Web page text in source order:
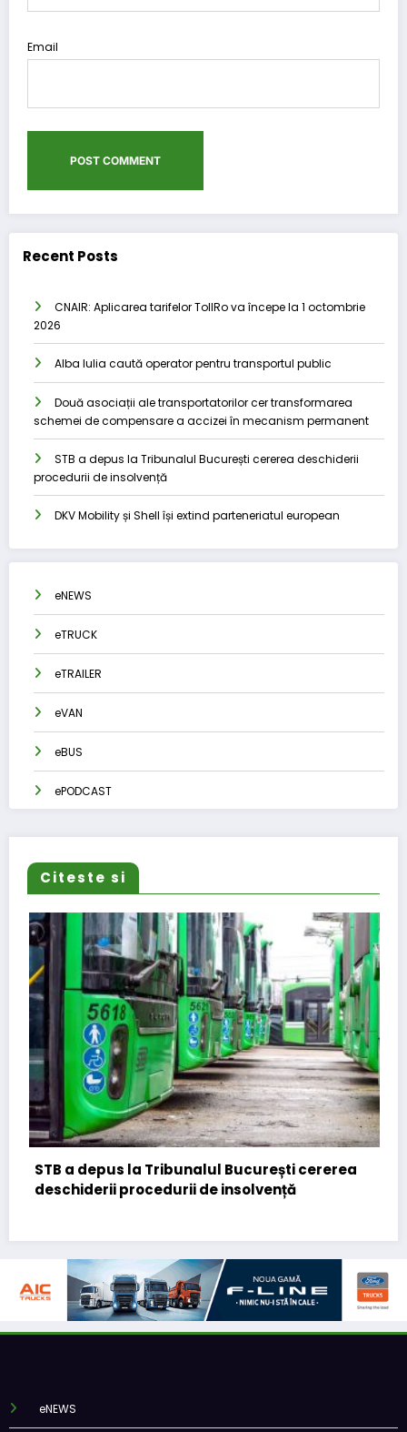
Email
Recent Posts
CNAIR: Aplicarea tarifelor TollRo va începe la 1 octombrie
2026
Alba Iulia caută operator pentru transportul public
Două asociații ale transportatorilor cer transformarea
schemei de compensare a accizei în mecanism permanent
STB a depus la Tribunalul București cererea deschiderii
procedurii de insolvență
DKV Mobility și Shell își extind parteneriatul european
eNEWS
eTRUCK
eTRAILER
eVAN
eBUS
ePODCAST
Citeste si
București cererea
de insolvență
DKV Mobility și
european
eNEWS